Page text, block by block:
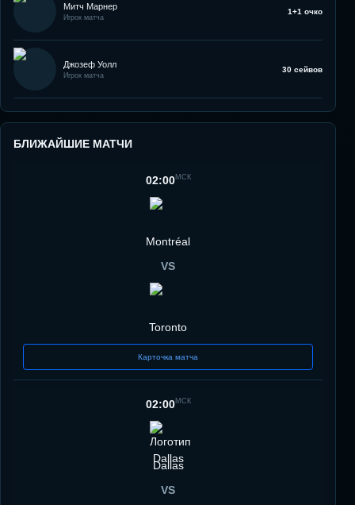
Митч Марнер
Игрок матча
1+1 очко
Джозеф Уолл
Игрок матча
30 сейвов
БЛИЖАЙШИЕ МАТЧИ
02:00МСК
Montréal
VS
Toronto
Карточка матча
02:00МСК
Dallas
VS